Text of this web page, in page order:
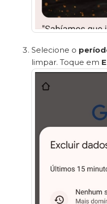
Selecione o
limpar. Toque em